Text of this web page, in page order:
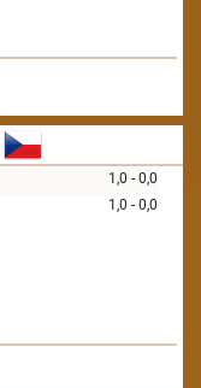
1,0 - 0,0
1,0 - 0,0